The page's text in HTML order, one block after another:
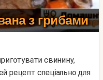
з грибами
рецепт спеціально для